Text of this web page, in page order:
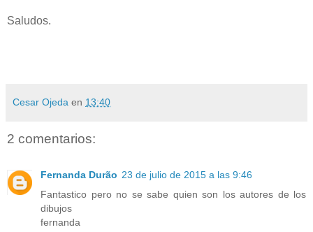
Saludos.
Cesar Ojeda en 13:40
2 comentarios:
Fernanda Durão 23 de julio de 2015 a las 9:46
Fantastico pero no se sabe quien son los autores de los
dibujos
fernanda